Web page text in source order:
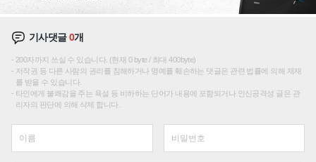
기사댓글0개
200자까지 쓰실 수 있습니다. (현재 0 byte / 최대 400byte)
저작권 등 다른 사람의 권리를 침해하거나 명예를 훼손하는 댓글은 관련 법률에 의해 제재
를 받을 수 있습니다.
타인에게 불쾌감을 주는 욕설 등 비하하는 단어가 내용에 포함되거나 인신공격성 글은 관
리자의 판단에 의해 삭제 합니다.